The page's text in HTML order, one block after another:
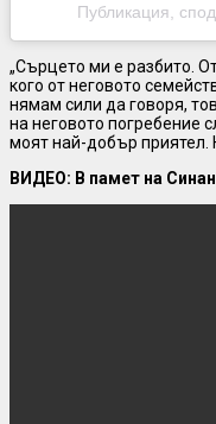
Публикация,
„Сърцето ми е разбито.
кого от неговото
нямам сили да говоря,
на неговото погребение
моят най-добър
ВИДЕО: В памет на